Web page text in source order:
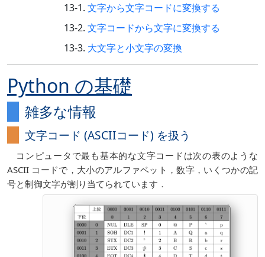
文字から文字コードに変換する
文字コードから文字に変換する
大文字と小文字の変換
Python の基礎
雑多な情報
文字コード (ASCIIコード) を扱う
コンピュータで最も基本的な文字コードは次の表のような
ASCII コードで，大小のアルファベット，数字，いくつかの記
号と制御文字が割り当てられています．